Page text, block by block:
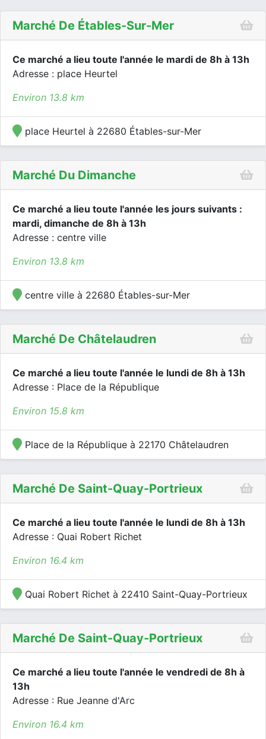
Marché De Étables-Sur-Mer
Ce marché a lieu toute l'année le mardi de 8h à 13h
Adresse : place Heurtel
Environ 13.8 km
place Heurtel à 22680 Étables-sur-Mer
Marché Du Dimanche
Ce marché a lieu toute l'année les jours suivants :
mardi, dimanche de 8h à 13h
Adresse : centre ville
Environ 13.8 km
centre ville à 22680 Étables-sur-Mer
Marché De Châtelaudren
Ce marché a lieu toute l'année le lundi de 8h à 13h
Adresse : Place de la République
Environ 15.8 km
Place de la République à 22170 Châtelaudren
Marché De Saint-Quay-Portrieux
Ce marché a lieu toute l'année le lundi de 8h à 13h
Adresse : Quai Robert Richet
Environ 16.4 km
Quai Robert Richet à 22410 Saint-Quay-Portrieux
Marché De Saint-Quay-Portrieux
Ce marché a lieu toute l'année le vendredi de 8h à
13h
Adresse : Rue Jeanne d'Arc
Environ 16.4 km